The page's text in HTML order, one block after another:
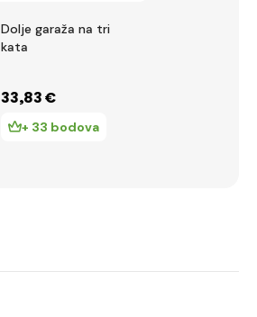
Dolje garaža na tri
kata
33,83 €
+ 33 bodova